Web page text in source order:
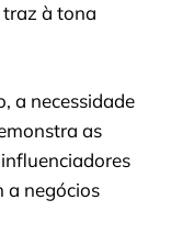
à tona
a necessidade
as
a negócios